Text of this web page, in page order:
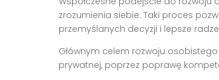
zrozumienia siebie. Taki proces
przemyślanych decyzji i lepsze
Głównym celem rozwoju
prywatnej, poprzez poprawę